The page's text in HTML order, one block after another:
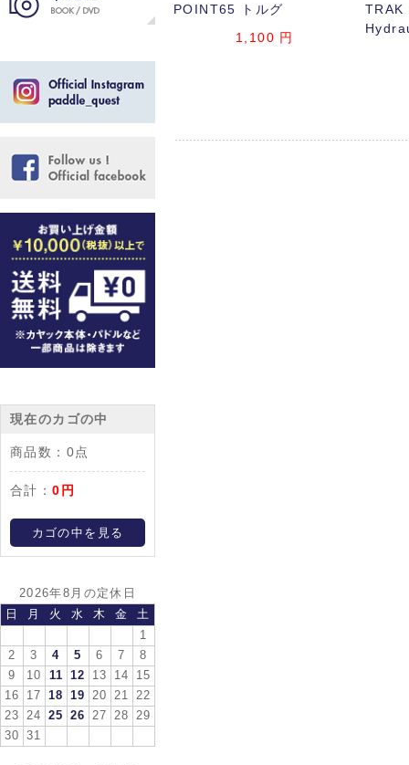
現在のカゴの中
商品数： 0点
合計：0円
カゴの中を見る
2026年8月の定休日
日
月 火 水 木 金
土
1
2
3 4 5 6 7
8
9
10 11 12 13 14
15
16
17 18 19 20 21
22
23
24 25 26 27 28
29
30
31
POINT65 トルグ
1,100 円
TRAK